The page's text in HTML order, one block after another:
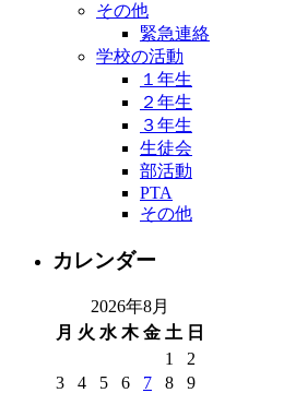
その他
緊急連絡
学校の活動
１年生
２年生
３年生
生徒会
部活動
PTA
その他
カレンダー
2026年8月
月 火 水 木 金 土 日
1
2
3
4 5 6 7 8
9